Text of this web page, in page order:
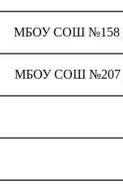
МБОУ СОШ №158
МБОУ СОШ №207